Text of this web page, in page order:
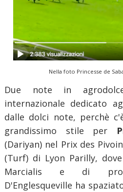
Nella foto Princesse de
Due note in
internazionale dedicato
dalle dolci note, perchè
grandissimo stile per
(Dariyan) nel Prix des
(Turf) di Lyon Parilly,
Marcialis e di
D'Englesqueville ha